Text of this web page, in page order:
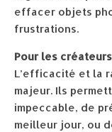
effacer objets
frustrations.
Pour les
L’efficacité et la
majeur. Ils
impeccable, de
meilleur jour, ou